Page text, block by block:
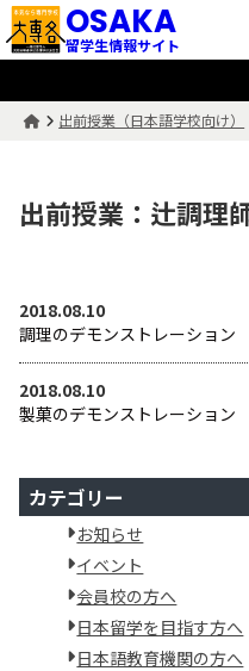
OSAKA
留学生情報サイト
出前授業（日本語学校向け）
出前授業：辻調理
2018.08.10
調理のデモンストレーション
2018.08.10
製菓のデモンストレーション
カテゴリー
お知らせ
イベント
会員校の方へ
日本留学を目指す方へ
日本語教育機関の方へ